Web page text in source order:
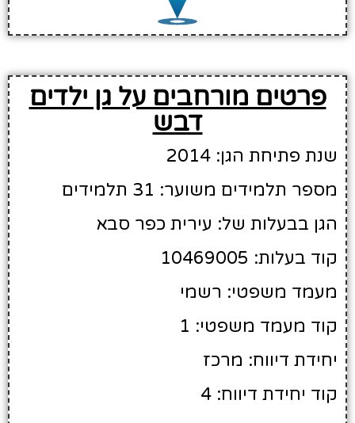
פרטים מורחבים על גן ילדים
דבש
שנת פתיחת הגן: 2014
מספר תלמידים משוער: 31 תלמידים
הגן בבעלות של: עירית כפר סבא
קוד בעלות: 10469005
מעמד משפטי: רשמי
קוד מעמד משפטי: 1
יחידת דיווח: מרכז
קוד יחידת דיווח: 4